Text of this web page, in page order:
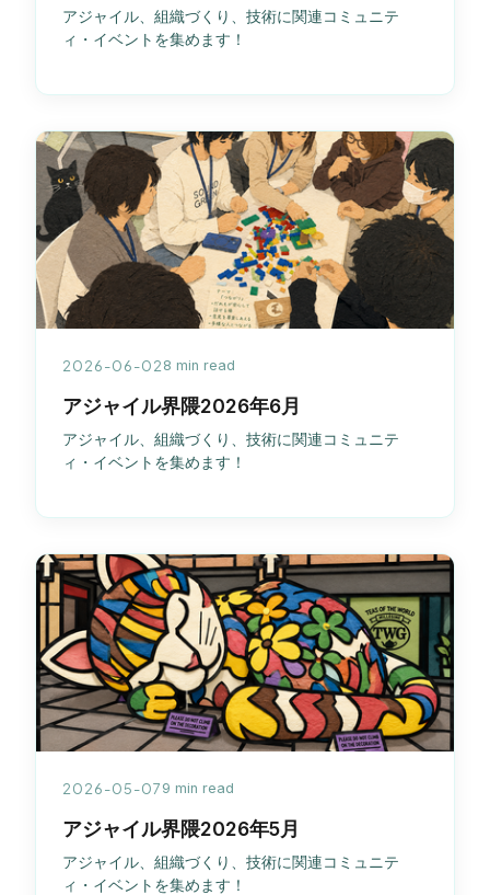
アジャイル、組織づくり、技術に関連コミュニテ
ィ・イベントを集めます！
2026-06-02 8 min read
アジャイル界隈2026年6月
アジャイル、組織づくり、技術に関連コミュニテ
ィ・イベントを集めます！
2026-05-07 9 min read
アジャイル界隈2026年5月
アジャイル、組織づくり、技術に関連コミュニテ
ィ・イベントを集めます！